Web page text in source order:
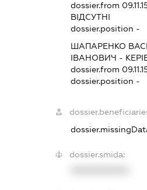
dossier.from
ВІДСУТНІ
dossier.position -
ШАПАРЕНКО
ІВАНОВИЧ -
dossier.from
dossier.position -
dossier.smida: